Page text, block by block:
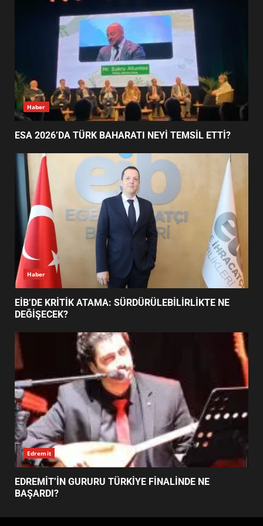
FİNALİNDE NE BAŞARDI?
5
BALIKESİR MÜZELERİNDE SÜRE
UZATILDI: NE DEĞİŞTİ?
6
BURHANİYE SATRANÇ
TURNUVASI KAYITLARI NEYİ
DEĞİŞTİRİYOR?
7
BURHANİYE BELEDİYESPOR’DA
YENİ YÖNETİM NASIL
ŞEKİLLENDİ?
Haber
ESA 2026’DA TÜRK BAHARATI NEYİ TEMSİL ETTİ?
Haber
EİB’DE KRİTİK ATAMA: SÜRDÜRÜLEBİLİRLİKTE NE
DEĞİŞECEK?
Edremit
EDREMİT’İN GURURU TÜRKİYE FİNALİNDE NE
BAŞARDI?